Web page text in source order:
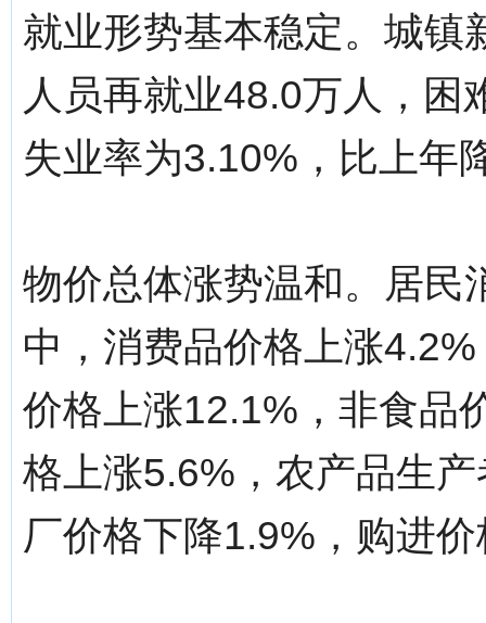
就业形势基本稳定。城镇
人员再就业48.0万人，困
失业率为3.10%，比上年
物价总体涨势温和。居民
中，消费品价格上涨
价格上涨12.1%，非食品
格上涨5.6%，农产品生
厂价格下降1.9%，购进